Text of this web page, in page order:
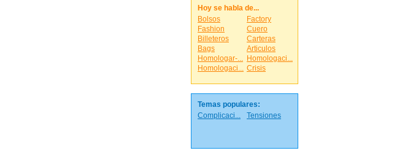
Hoy se habla de...
Bolsos
Factory
Fashion
Cuero
Billeteros
Carteras
Bags
Articulos
Homologar-... Homologaci...
Homologaci... Crisis
Temas populares:
Complicaci...
Tensiones